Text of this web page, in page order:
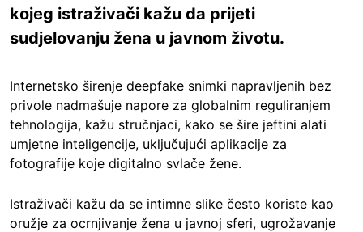
kojeg istraživači kažu da prijeti
sudjelovanju žena u javnom životu.
Internetsko širenje deepfake snimki napravljenih bez
privole nadmašuje napore za globalnim reguliranjem
tehnologija, kažu stručnjaci, kako se šire jeftini alati
umjetne inteligencije, uključujući aplikacije za
fotografije koje digitalno svlače žene.
Istraživači kažu da se intimne slike često koriste kao
oružje za ocrnjivanje žena u javnoj sferi, ugrožavanje